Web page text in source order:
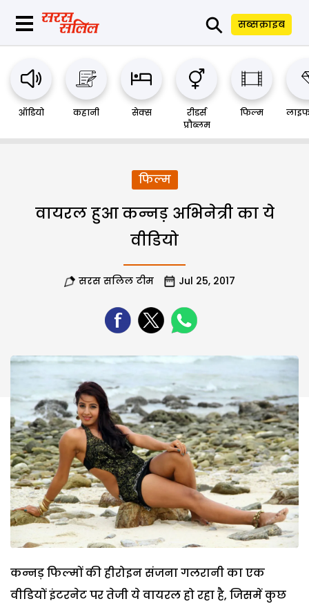
⚲ सब्सक्राइब
ऑडियो कहानी सेक्स
रीडर्स
प्रौब्लम
फिल्म
फिल्म
वायरल हुआ कन्नड़ अभिनेत्री का ये
वीडियो
सरस सलिल टीम Jul 25, 2017
कन्नड़ फिल्मों की हीरोइन संजना गलरानी का एक
वीडियों इंटरनेट पर तेजी ये वायरल हो रहा है, जिसमें कुछ